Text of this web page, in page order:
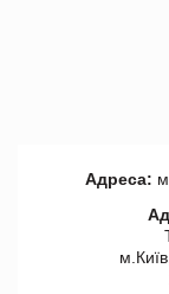
Адреса: